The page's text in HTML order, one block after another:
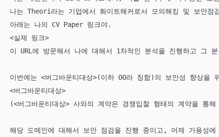
나는 Theori라는 기업에서 화이트해커로서 모의해킹 및 보안
아래는 나의 CV Paper 링크야.
<실제 링크>
이 URL에 방문해서 나에 대해서 1차적인 분석을 진행하고 그
이번에는 <버그바운티대상>(이하 OO라 칭함)의 보안성 향상
<버그바운티대상>
(<버그바운티대상> 사와의 계약은 경쟁입찰 형태의 계약을 통
해당 도메인에 대해서 보안 점검을 진행 중이고, 어제 가용성